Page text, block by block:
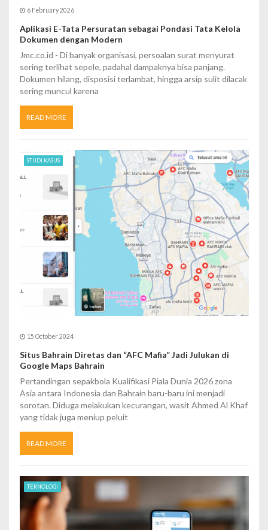
6 February 2026
Aplikasi E-Tata Persuratan sebagai Pondasi Tata Kelola
Dokumen dengan Modern
Jmc.co.id - Di banyak organisasi, persoalan surat menyurat
sering terlihat sepele, padahal dampaknya bisa panjang.
Dokumen hilang, disposisi terlambat, hingga arsip sulit dilacak
sering muncul karena
READ MORE
STUDI KASUS
15 October 2024
Situs Bahrain Diretas dan “AFC Mafia” Jadi Julukan di
Google Maps Bahrain
Pertandingan sepakbola Kualifikasi Piala Dunia 2026 zona
Asia antara Indonesia dan Bahrain baru-baru ini menjadi
sorotan. Diduga melakukan kecurangan, wasit Ahmed Al Khaf
yang tidak juga meniup peluit
READ MORE
TEKNOLOGI